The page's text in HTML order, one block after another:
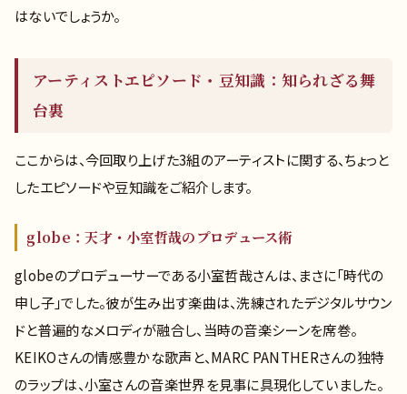
はないでしょうか。
アーティストエピソード・豆知識：知られざる舞
台裏
ここからは、今回取り上げた3組のアーティストに関する、ちょっと
したエピソードや豆知識をご紹介します。
globe：天才・小室哲哉のプロデュース術
globeのプロデューサーである小室哲哉さんは、まさに「時代の
申し子」でした。彼が生み出す楽曲は、洗練されたデジタルサウン
ドと普遍的なメロディが融合し、当時の音楽シーンを席巻。
KEIKOさんの情感豊かな歌声と、MARC PANTHERさんの独特
のラップは、小室さんの音楽世界を見事に具現化していました。